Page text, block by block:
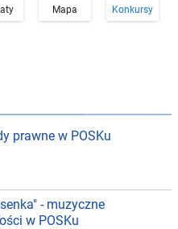
Mapa Konkursy
prawne w POSKu
- muzyczne
w POSKu